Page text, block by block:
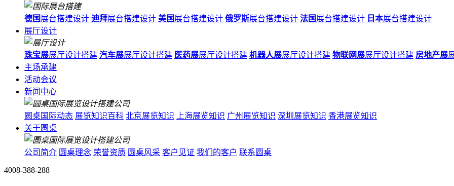
德国 展台搭建设计 迪拜展台搭建设计 美国 展台搭建设计 俄罗斯展台搭建设计 法国 展台搭建设计 日本展台搭建设计
展厅设计
珠宝展展厅设计搭建 汽车展展厅设计搭建 医药展展厅设计搭建 机器人展展厅设计搭建 物联网展展厅设计搭建 房地产展
主场承建
活动会议
新闻中心
圆桌国际动态 展览知识百科 北京展览知识 上海展览知识 广州展览知识 深圳展览知识 香港展览知识
关于圆桌
公司简介 圆桌理念 荣誉资质 圆桌风采 客户见证 我们的客户 联系圆桌
4008-388-288